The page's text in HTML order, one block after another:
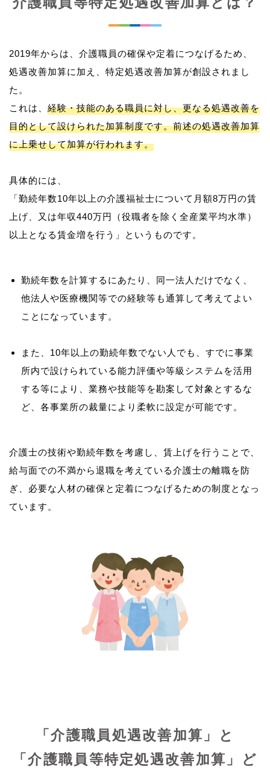
2019年からは、介護職員の確保や定着につなげるため、
処遇改善加算に加え、特定処遇改善加算が創設されまし
た。
これは、 経験・技能のある職員に対し、更なる処遇改善を
目的として設けられた加算制度です。前述の処遇改善加算
に上乗せして加算が行われます。
具体的には、
「勤続年数10年以上の介護福祉士について月額8万円の賃
上げ、又は年収440万円（役職者を除く全産業平均水準）
勤続年数を計算するにあたり、同一法人だけでなく、
他法人や医療機関等での経験等も通算して考えてよい
ことになっています。
また、10年以上の勤続年数でない人でも、すでに事業
所内で設けられている能力評価や等級システムを活用
する等により、業務や技能等を勘案して対象とするな
ど、各事業所の裁量により柔軟に設定が可能です。
介護士の技術や勤続年数を考慮し、賃上げを行うことで、
給与面での不満から退職を考えている介護士の離職を防
ぎ、必要な人材の確保と定着につなげるための制度となっ
ています。
「介護職員処遇改善加算」と
「介護職員等特定処遇改善加算」ど